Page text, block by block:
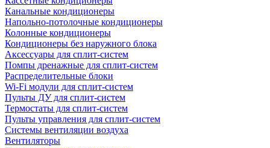
Канальные кондиционеры
Напольно-потолочные кондиционеры
Колонные кондиционеры
Кондиционеры без наружного блока
Аксессуары для сплит-систем
Помпы дренажные для сплит-систем
Распределительные блоки
Wi-Fi модули для сплит-систем
Пульты ДУ для сплит-систем
Термостаты для сплит-систем
Пульты управления для сплит-систем
Системы вентиляции воздуха
Вентиляторы